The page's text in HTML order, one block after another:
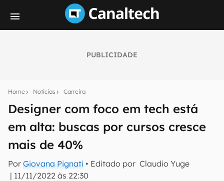
PUBLICIDADE
Home Notícias Carreira
Designer com foco em tech está
em alta: buscas por cursos cresce
mais de 40%
Por Giovana Pignati • Editado por Claudio Yuge
| 11/11/2022 às 22:30
notícias e reviews sobre tecnologia em primeira
mão.
E-mail
inscreva-se